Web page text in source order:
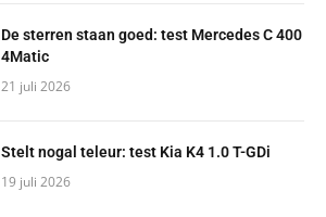
De sterren staan goed: test Mercedes C 400
4Matic
21 juli 2026
Stelt nogal teleur: test Kia K4 1.0 T-GDi
19 juli 2026